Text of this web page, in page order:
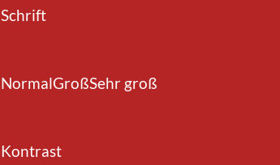
Schrift
NormalGroßSehr groß
Kontrast